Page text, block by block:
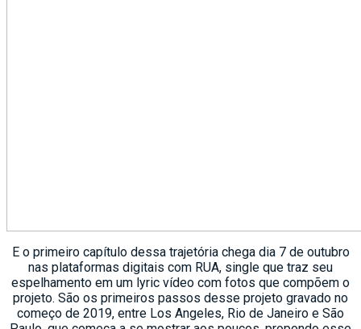
E o primeiro capítulo dessa trajetória chega dia 7 de outubro
nas plataformas digitais com RUA, single que traz seu
espelhamento em um lyric vídeo com fotos que compõem o
projeto. São os primeiros passos desse projeto gravado no
começo de 2019, entre Los Angeles, Rio de Janeiro e São